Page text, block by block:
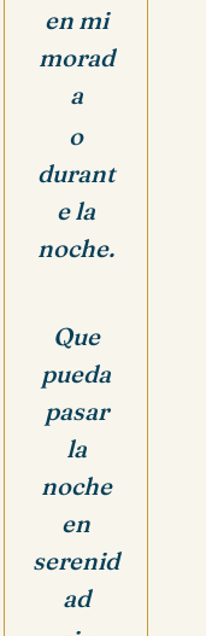
en mi
morad
a
o
durant
e la
noche.
Que
pueda
pasar
la
noche
en
serenid
ad